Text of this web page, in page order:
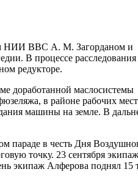
НИИ ВВС А. М. Загорданом и
В процессе расследования
редукторе.
доработанной маслосистемы
в районе рабочих мест
машины на земле. В
параде в честь Дня
точку. 23 сентября
экипаж Алферова поднял 15